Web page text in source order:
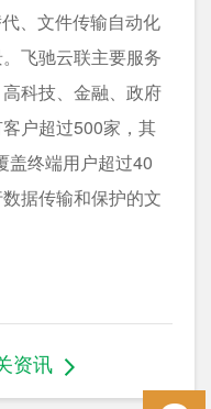
、文件传输自动化
飞驰云联主要服务
科技、金融、政府
户超过500家，其
盖终端用户超过40
据传输和保护的文
资讯